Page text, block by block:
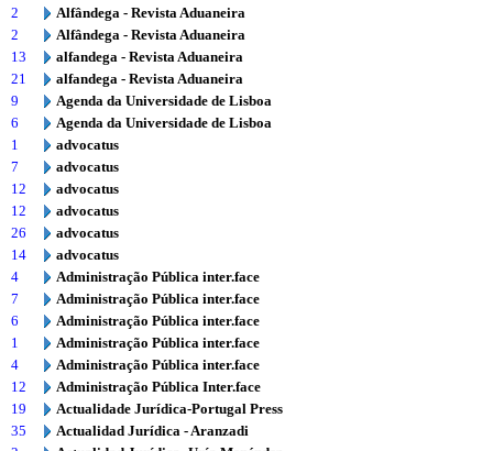
2
Alfândega - Revista Aduaneira
2
Alfândega - Revista Aduaneira
13
alfandega - Revista Aduaneira
21
alfandega - Revista Aduaneira
9
Agenda da Universidade de Lisboa
6
Agenda da Universidade de Lisboa
1
advocatus
7
advocatus
12
advocatus
12
advocatus
26
advocatus
14
advocatus
4
Administração Pública inter.face
7
Administração Pública inter.face
6
Administração Pública inter.face
1
Administração Pública inter.face
4
Administração Pública inter.face
12
Administração Pública Inter.face
19
Actualidade Jurídica-Portugal Press
35
Actualidad Jurídica - Aranzadi